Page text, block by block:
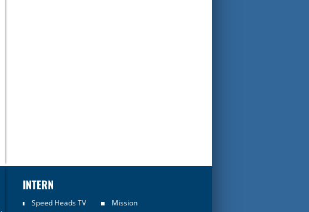
INTERN
Speed Heads TV Mission